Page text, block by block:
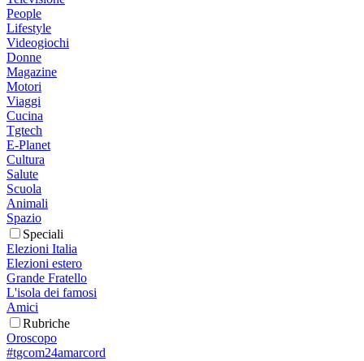
People
Lifestyle
Videogiochi
Donne
Magazine
Motori
Viaggi
Cucina
Tgtech
E-Planet
Cultura
Salute
Scuola
Animali
Spazio
Speciali
Elezioni Italia
Elezioni estero
Grande Fratello
L'isola dei famosi
Amici
Rubriche
Oroscopo
#tgcom24amarcord